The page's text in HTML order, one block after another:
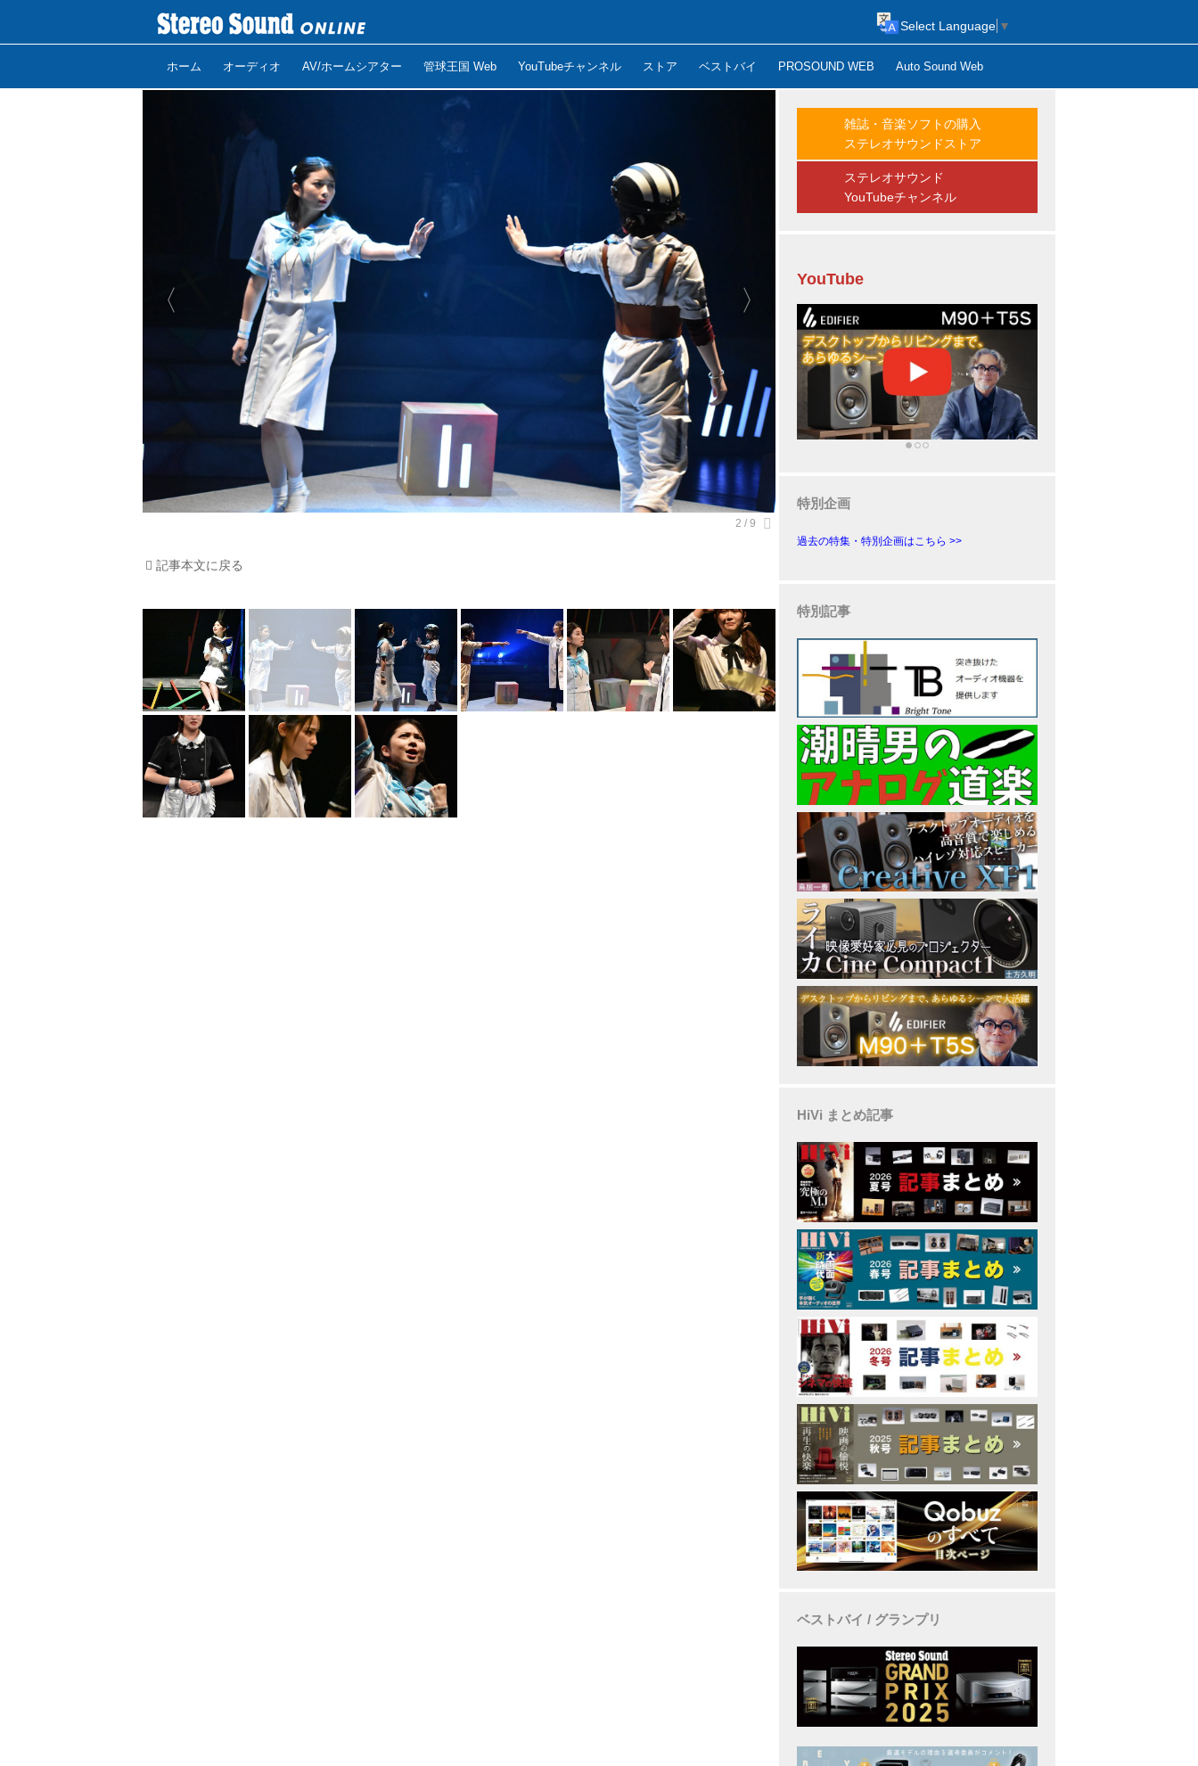
ホーム オーディオ AV/ホームシアター 管球王国 Web YouTubeチャンネル ストア ベストバイ PROSOUND WEB Auto Sound Web
Select Language ▼
記事本文に戻る
雑誌・音楽ソフトの購入
ステレオサウンドストア
ステレオサウンド
YouTubeチャンネル
YouTube
特別企画
過去の特集・特別企画はこちら >>
特別記事
HiVi まとめ記事
ベストバイ / グランプリ